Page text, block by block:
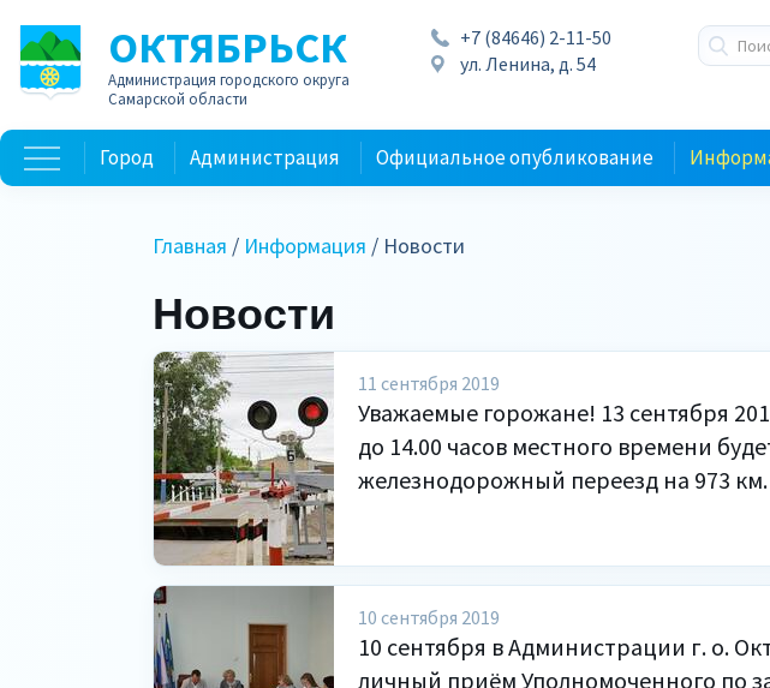
ОКТЯБРЬСК
Администрация городского округа
Самарской области
+7 (84646) 2-11-50
ул. Ленина, д. 54
Город Администрация Официальное опубликование
Главная / Информация / Новости
Новости
11 сентября 2019
Уважаемые горожане! 13 сентября
до 14.00 часов местного времени
железнодорожный переезд на 973 км.
10 сентября 2019
10 сентября в Администрации г. о.
личный приём Уполномоченного по